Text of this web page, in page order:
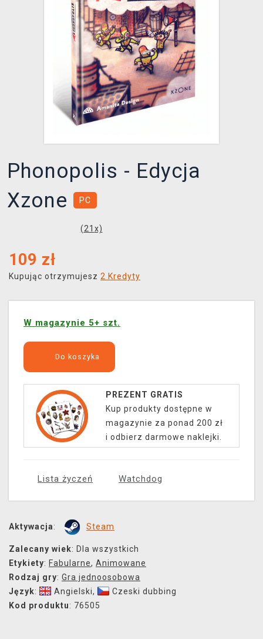
XZONE KLUB
Phonopolis - Edycja
Xzone
PC
(21 x)
109 zł
Kupując otrzymujesz 2 Kredyty
W magazynie 5+ szt.
Do koszyka
PREZENT GRATIS
Kup produkty dostępne w
magazynie za ponad 200 zł
i odbierz darmowe naklejki.
Lista życzeń Watchdog
Aktywacja: Steam
Zalecany wiek: Dla wszystkich
Etykiety: Fabularne, Animowane
Rodzaj gry: Gra jednoosobowa
Język: Angielski,
Czeski dubbing
Kod produktu: 76505